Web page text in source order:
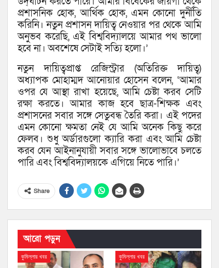
প্রশাসনিক হোক, আর্থিক হোক, এমন কোনো দুর্নীতি
করিনি। নতুন প্রশাসন দায়িত্ব নেওয়ার পর থেকে আমি
অনুভব করেছি, এই বিশ্ববিদ্যালয়ে আমার পথ ভালো
হবে না। অবশেষে সেটাই সত্যি হলো।’
নতুন দায়িত্বপ্রাপ্ত রেজিস্ট্রার (অতিরিক্ত দায়িত্ব)
অধ্যাপক মোহাম্মদ আনোয়ার হোসেন বলেন, ‘আমার
ওপর যে আস্থা রাখা হয়েছে, আমি চেষ্টা করব সেটি
রক্ষা করতে। আমার কাজ হবে ছাত্র-শিক্ষক এবং
প্রশাসনের সবার সঙ্গে সেতুবন্ধ তৈরি করা। এই পদের
এমন কোনো ক্ষমতা নেই যে আমি অনেক কিছু করে
ফেলব। শুধু অর্ডারগুলো ক্যারি করা এবং আমি চেষ্টা
করব যেন আইনানুযায়ী সবার সঙ্গে ভালোভাবে চলতে
পারি এবং বিশ্ববিদ্যালয়কে এগিয়ে নিতে পারি।’
Share
আরো পড়ুন
কুমিল্লার খবর কুমিল্লার খবর